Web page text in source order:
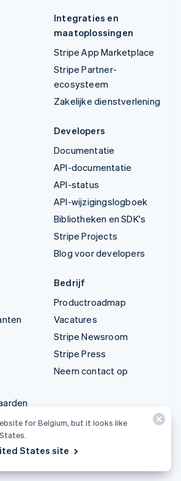
Integraties en
maatoplossingen
Stripe App Marketplace
Stripe Partner-
ecosysteem
Zakelijke dienstverlening
Developers
Documentatie
API-documentatie
API-status
API-wijzigingslogboek
Bibliotheken en SDK's
Stripe Projects
Blog voor developers
Bedrijf
Productroadmap
Vacatures
Stripe Newsroom
Stripe Press
Neem contact op
for Belgium, but it looks like
States site